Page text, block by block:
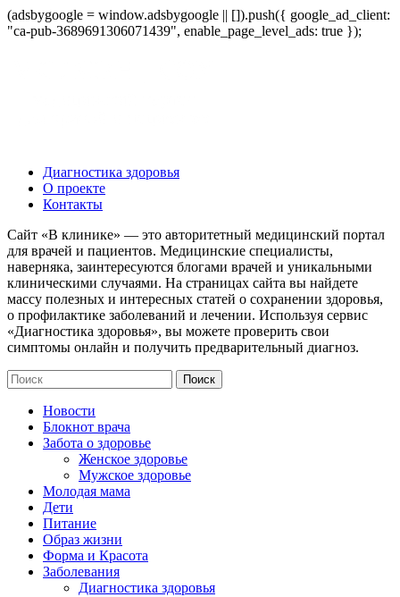
(adsbygoogle = window.adsbygoogle || []).push({ google_ad_client:
"ca-pub-3689691306071439", enable_page_level_ads: true });
Диагностика здоровья
О проекте
Контакты
Сайт «В клинике» — это авторитетный медицинский портал
для врачей и пациентов. Медицинские специалисты,
наверняка, заинтересуются блогами врачей и уникальными
клиническими случаями. На страницах сайта вы найдете
массу полезных и интересных статей о сохранении здоровья,
о профилактике заболеваний и лечении. Используя сервис
«Диагностика здоровья», вы можете проверить свои
симптомы онлайн и получить предварительный диагноз.
Новости
Блокнот врача
Забота о здоровье
Женское здоровье
Мужское здоровье
Молодая мама
Дети
Питание
Образ жизни
Форма и Красота
Заболевания
Диагностика здоровья